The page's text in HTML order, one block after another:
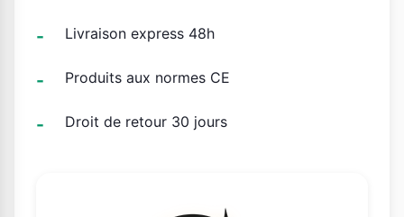
Livraison express 48h
Produits aux normes CE
Droit de retour 30 jours